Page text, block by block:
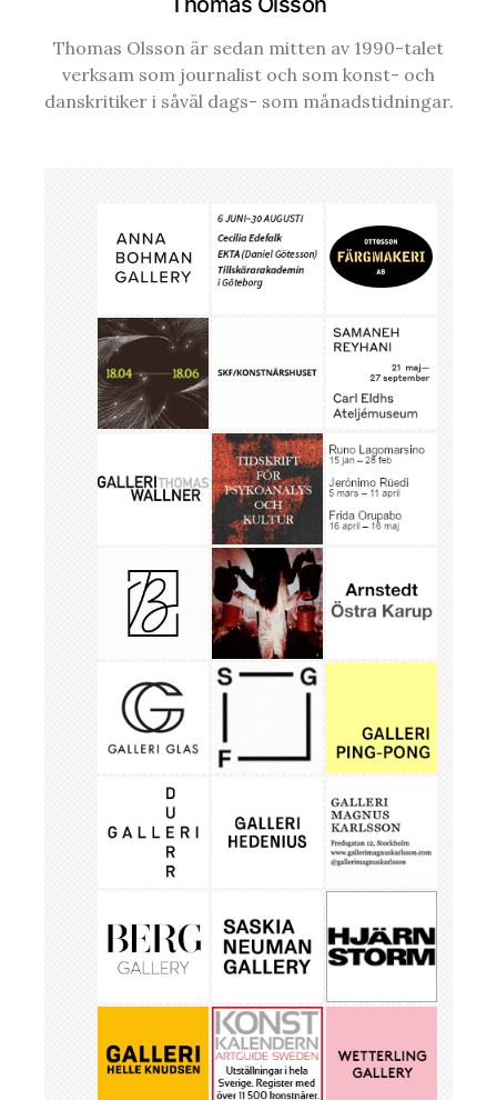
Thomas Olsson är sedan mitten av 1990-talet
verksam som journalist och som konst- och
danskritiker i såväl dags- som månadstidningar.